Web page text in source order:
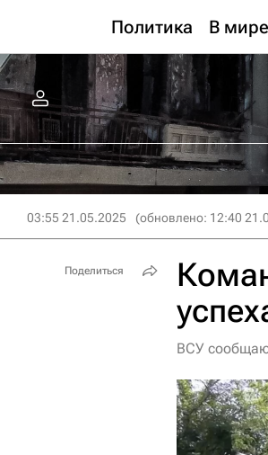
Политика В мире
03:55 21.05.2025 (обновлено: 12:40
ВСУ
Поделиться